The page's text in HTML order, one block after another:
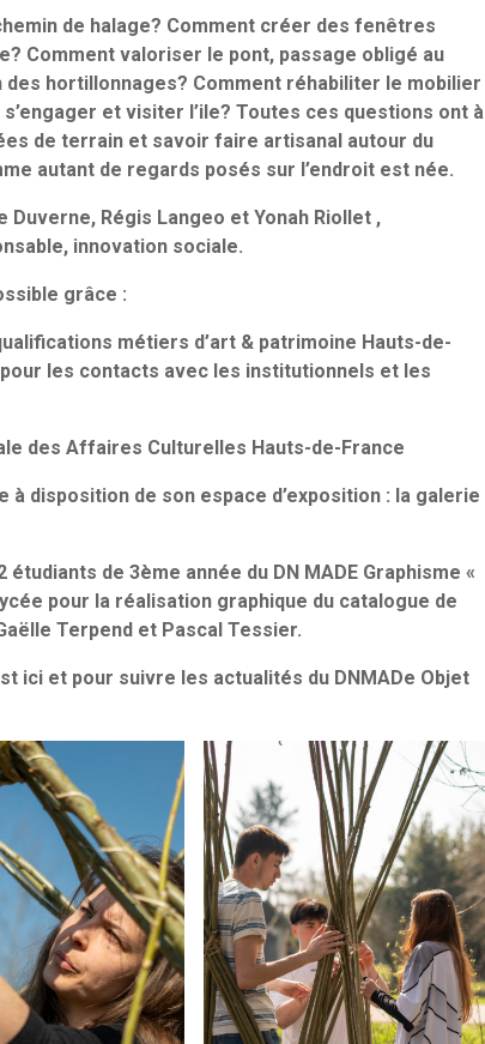
de halage? Comment créer des fenêtres
Comment valoriser le pont, passage obligé au
hortillonnages? Comment réhabiliter le mobilier
et visiter l’ile? Toutes ces questions ont à
de terrain et savoir faire artisanal autour du
autant de regards posés sur l’endroit est née.
Régis Langeo et Yonah Riollet ,
innovation sociale.
grâce :
métiers d’art & patrimoine Hauts-de-
les contacts avec les institutionnels et les
des Affaires Culturelles Hauts-de-France
à disposition de son espace d’exposition : la galerie
de 3ème année du DN MADE Graphisme «
pour la réalisation graphique du catalogue de
Terpend et Pascal Tessier.
ici et pour suivre les actualités du DNMADe Objet